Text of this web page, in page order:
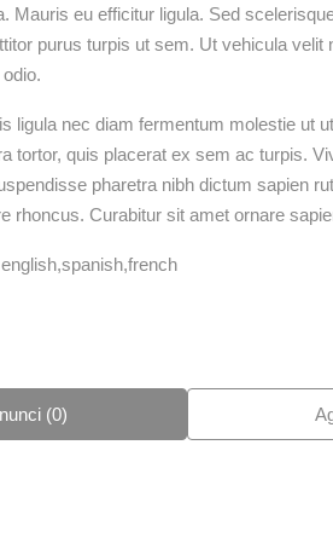
Mauris eu efficitur ligula. Sed
purus turpis ut sem. Ut vehicula
ligula nec diam fermentum molestie ut
tortor, quis placerat ex sem ac turpis.
pharetra nibh dictum sapien
rhoncus. Curabitur sit amet ornare
english,spanish,french
(0)